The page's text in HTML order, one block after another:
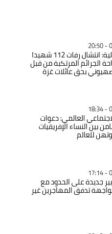
العفو الدولية: انتشال رفات 112 شهيدا
الجرائم المرتكبة من قبل
بحق عائلات غزة
العالمي: دعوات
بين النساء الإفريقيات
للعالم
جديدة على الحدود مع
تدفق المهاجرين غير